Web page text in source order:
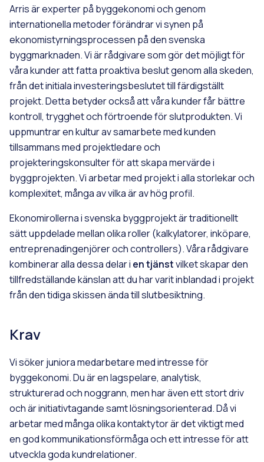
Arris är experter på byggekonomi och genom
internationella metoder förändrar vi synen på
ekonomistyrningsprocessen på den svenska
byggmarknaden. Vi är rådgivare som gör det möjligt för
våra kunder att fatta proaktiva beslut genom alla skeden,
från det initiala investeringsbeslutet till färdigställt
projekt. Detta betyder också att våra kunder får bättre
kontroll, trygghet och förtroende för slutprodukten. Vi
uppmuntrar en kultur av samarbete med kunden
tillsammans med projektledare och
projekteringskonsulter för att skapa mervärde i
byggprojekten. Vi arbetar med projekt i alla storlekar och
komplexitet, många av vilka är av hög profil.
Ekonomirollerna i svenska byggprojekt är traditionellt
sätt uppdelade mellan olika roller (kalkylatorer, inköpare,
entreprenadingenjörer och controllers). Våra rådgivare
kombinerar alla dessa delar i en tjänstvilket skapar den
tillfredställande känslan att du har varit inblandad i projekt
från den tidiga skissen ända till slutbesiktning.
Krav
Vi söker juniora medarbetare med intresse för
byggekonomi. Du är en lagspelare, analytisk,
strukturerad och noggrann, men har även ett stort driv
och är initiativtagande samt lösningsorienterad. Då vi
arbetar med många olika kontaktytor är det viktigt med
en god kommunikationsförmåga och ett intresse för att
utveckla goda kundrelationer.